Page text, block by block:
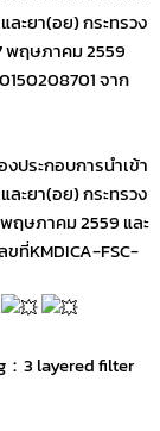
ะยา(อย) กระทรวง
พฤษภาคม 2559
จาก
งประกอบการนำเข้า
ะยา(อย) กระทรวง
ฤษภาคม 2559 และ
ขที่KMDICA-FSC-
3 layered filter